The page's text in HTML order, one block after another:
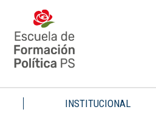
INSTITUCIONAL